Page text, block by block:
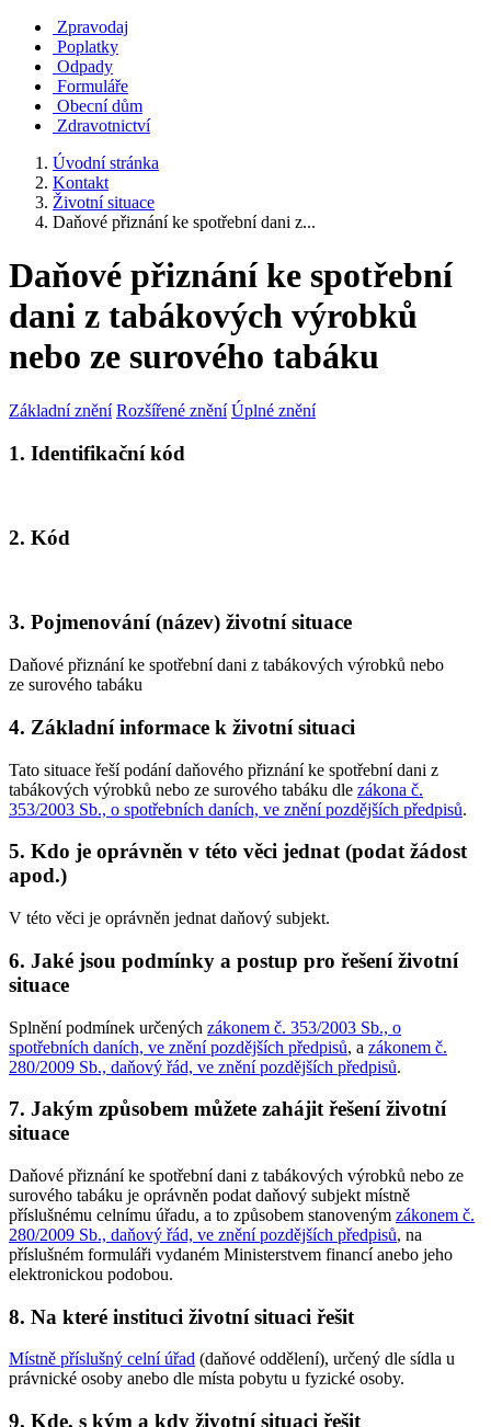
Zpravodaj
Poplatky
Odpady
Formuláře
Obecní dům
Zdravotnictví
Úvodní stránka
Kontakt
Životní situace
Daňové přiznání ke spotřební dani z...
Daňové přiznání ke spotřební
dani z tabákových výrobků
nebo ze surového tabáku
Základní znění Rozšířené znění Úplné znění
1. Identifikační kód
2. Kód
3. Pojmenování (název) životní situace
Daňové přiznání ke spotřební dani z tabákových výrobků nebo
ze surového tabáku
4. Základní informace k životní situaci
Tato situace řeší podání daňového přiznání ke spotřební dani z
tabákových výrobků nebo ze surového tabáku dle zákona č.
353/2003 Sb., o spotřebních daních, ve znění pozdějších předpisů.
5. Kdo je oprávněn v této věci jednat (podat žádost
apod.)
V této věci je oprávněn jednat daňový subjekt.
6. Jaké jsou podmínky a postup pro řešení životní
situace
Splnění podmínek určených zákonem č. 353/2003 Sb., o
spotřebních daních, ve znění pozdějších předpisů, a zákonem č.
280/2009 Sb., daňový řád, ve znění pozdějších předpisů.
7. Jakým způsobem můžete zahájit řešení životní
situace
Daňové přiznání ke spotřební dani z tabákových výrobků nebo ze
surového tabáku je oprávněn podat daňový subjekt místně
příslušnému celnímu úřadu, a to způsobem stanoveným zákonem č.
280/2009 Sb., daňový řád, ve znění pozdějších předpisů, na
příslušném formuláři vydaném Ministerstvem financí anebo jeho
elektronickou podobou.
8. Na které instituci životní situaci řešit
Místně příslušný celní úřad (daňové oddělení), určený dle sídla u
právnické osoby anebo dle místa pobytu u fyzické osoby.
9. Kde, s kým a kdy životní situaci řešit